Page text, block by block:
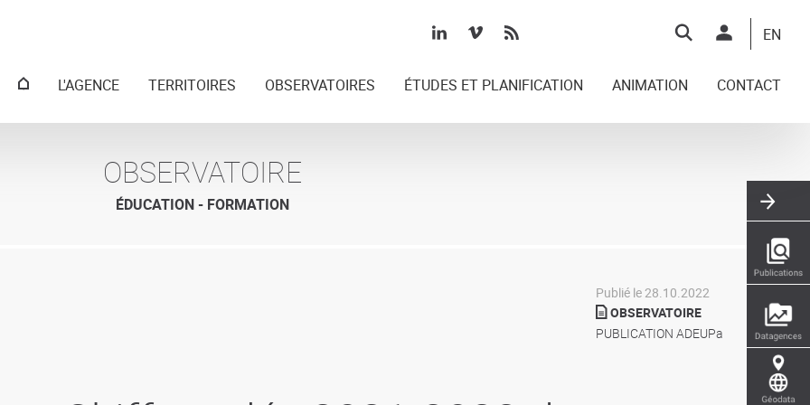
Top
EN
MenuL'AGENCE TERRITOIRES OBSERVATOIRES ÉTUDES ET PLANIFICATION ANIMATION CONTACT
OBSERVATOIRE
ÉDUCATION - FORMATION
Publié le 28.10.2022
OBSERVATOIRE
PUBLICATION ADEUPa